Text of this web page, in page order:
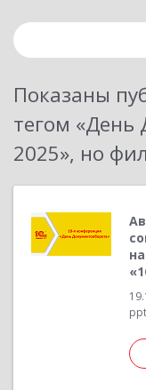
Показаны
тегом «День
2025», но